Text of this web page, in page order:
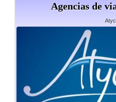
Agencias de